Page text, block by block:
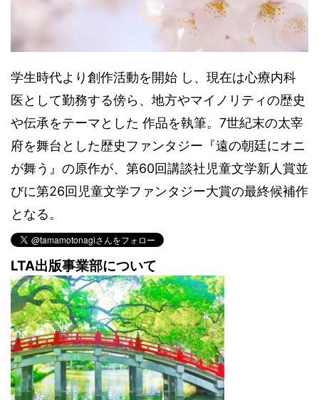
学生時代より創作活動を開始 し、現在は心療内科
医として勤務する傍ら、地方やマイノリティの歴史
や伝承をテーマとした 作品を執筆。7世紀末の太宰
府を舞台とした歴史ファンタジー『遠の朝廷にオニ
が舞う』の原作が、第60回講談社児童文学新人賞並
びに第26回児童文学ファンタジー大賞の最終候補作
となる。
LTA出版事業部について